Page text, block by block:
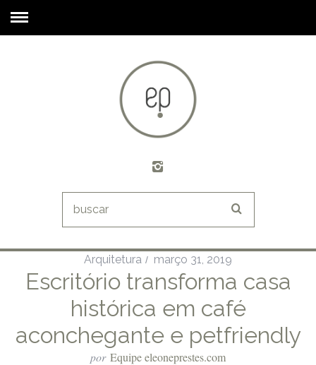
Arquitetura março 31, 2019
Escritório transforma casa
histórica em café
aconchegante e petfriendly
por Equipe eleoneprestes.com